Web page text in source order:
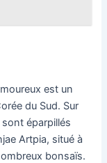
est un
du Sud. Sur
éparpillés
Artpia, situé à
bonsaïs.